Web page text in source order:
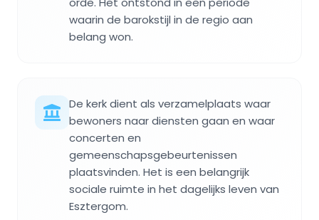
waarin de barokstijl in de regio aan
belang won.
De kerk dient als verzamelplaats waar
bewoners naar diensten gaan en waar
concerten en
gemeenschapsgebeurtenissen
plaatsvinden. Het is een belangrijk
sociale ruimte in het dagelijks leven van
Esztergom.